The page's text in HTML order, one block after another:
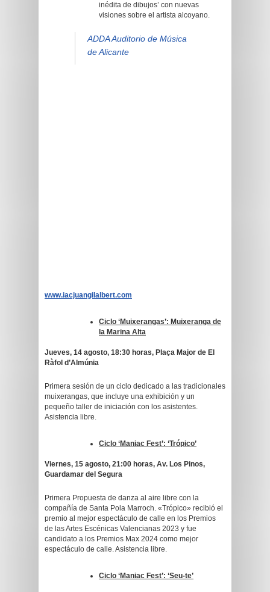
inédita de dibujos’ con nuevas
visiones sobre el artista alcoyano.
ADDA Auditorio de Música
de Alicante
www.iacjuangilalbert.com
Ciclo ‘Muixerangas’: Muixeranga de
la Marina Alta
Jueves, 14 agosto, 18:30 horas, Plaça Major de El
Ràfol d’Almúnia
Primera sesión de un ciclo dedicado a las tradicionales
muixerangas, que incluye una exhibición y un
pequeño taller de iniciación con los asistentes.
Asistencia libre.
Ciclo ‘Maniac Fest’: ‘Trópico’
Viernes, 15 agosto, 21:00 horas, Av. Los Pinos,
Guardamar del Segura
Primera Propuesta de danza al aire libre con la
compañía de Santa Pola Marroch. «Trópico» recibió el
premio al mejor espectáculo de calle en los Premios
de las Artes Escénicas Valencianas 2023 y fue
candidato a los Premios Max 2024 como mejor
espectáculo de calle. Asistencia libre.
Ciclo ‘Maniac Fest’: ‘Seu-te’